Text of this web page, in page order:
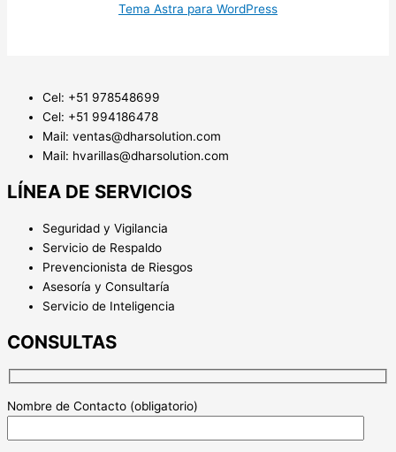
Tema Astra para WordPress
Cel: +51 978548699
Cel: +51 994186478
Mail: ventas@dharsolution.com
Mail: hvarillas@dharsolution.com
LÍNEA DE SERVICIOS
Seguridad y Vigilancia
Servicio de Respaldo
Prevencionista de Riesgos
Asesoría y Consultaría
Servicio de Inteligencia
CONSULTAS
Nombre de Contacto (obligatorio)